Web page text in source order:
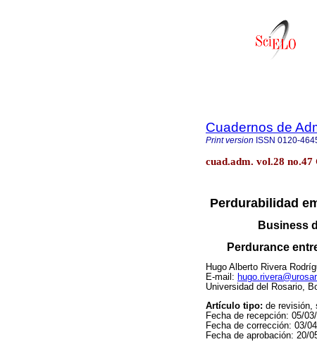
Cuadernos de
Print version ISSN 0120-
cuad.adm. vol.28 no.47
Perdurabilidad
Business
Perdurance
Hugo Alberto Rivera
E-mail:
Universidad del Rosario,
Artículo tipo: de revisión,
Fecha de recepción: 05/
Fecha de corrección: 03/
Fecha de aprobación: 20/